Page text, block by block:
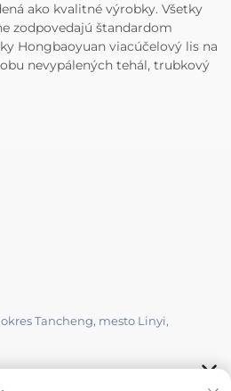
ako kvalitné výrobky. Všetky
zodpovedajú štandardom
Hongbaoyuan viacúčelový lis na
nevypálených tehál, trubkový
Tancheng, mesto Linyi,